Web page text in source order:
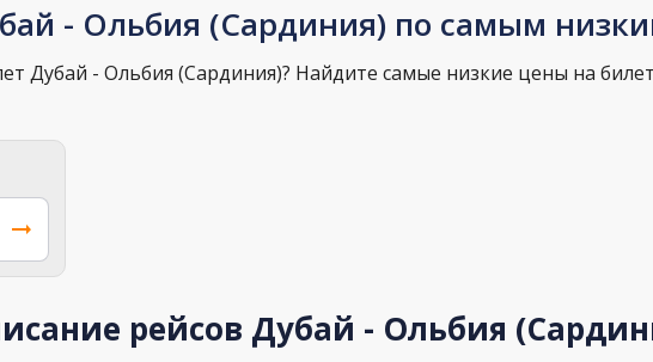
- Ольбия (Сардиния) по самым
Дубай - Ольбия (Сардиния)? Найдите самые низкие цены на
рейсов Дубай - Ольбия